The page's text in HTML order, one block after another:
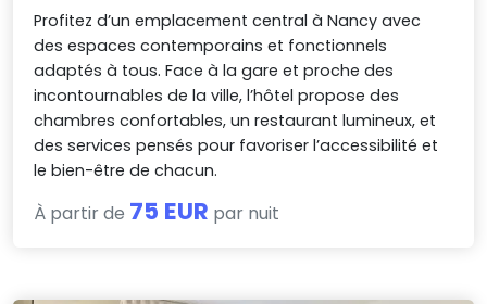
Profitez d’un emplacement central à Nancy avec
des espaces contemporains et fonctionnels
adaptés à tous. Face à la gare et proche des
incontournables de la ville, l’hôtel propose des
chambres confortables, un restaurant lumineux, et
des services pensés pour favoriser l’accessibilité et
le bien-être de chacun.
À partir de 75 EUR par nuit